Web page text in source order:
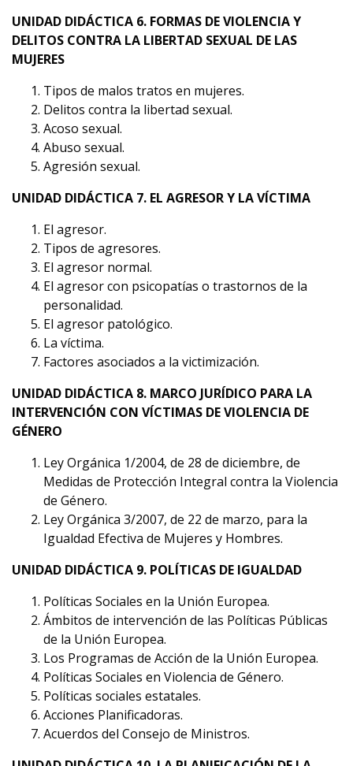
UNIDAD DIDÁCTICA 6. FORMAS DE VIOLENCIA Y
DELITOS CONTRA LA LIBERTAD SEXUAL DE LAS
MUJERES
Tipos de malos tratos en mujeres.
Delitos contra la libertad sexual.
Acoso sexual.
Abuso sexual.
Agresión sexual.
UNIDAD DIDÁCTICA 7. EL AGRESOR Y LA VÍCTIMA
El agresor.
Tipos de agresores.
El agresor normal.
El agresor con psicopatías o trastornos de la
personalidad.
El agresor patológico.
La víctima.
Factores asociados a la victimización.
UNIDAD DIDÁCTICA 8. MARCO JURÍDICO PARA LA
INTERVENCIÓN CON VÍCTIMAS DE VIOLENCIA DE
GÉNERO
Ley Orgánica 1/2004, de 28 de diciembre, de
Medidas de Protección Integral contra la Violencia
de Género.
Ley Orgánica 3/2007, de 22 de marzo, para la
Igualdad Efectiva de Mujeres y Hombres.
UNIDAD DIDÁCTICA 9. POLÍTICAS DE IGUALDAD
Políticas Sociales en la Unión Europea.
Ámbitos de intervención de las Políticas Públicas
de la Unión Europea.
Los Programas de Acción de la Unión Europea.
Políticas Sociales en Violencia de Género.
Políticas sociales estatales.
Acciones Planificadoras.
Acuerdos del Consejo de Ministros.